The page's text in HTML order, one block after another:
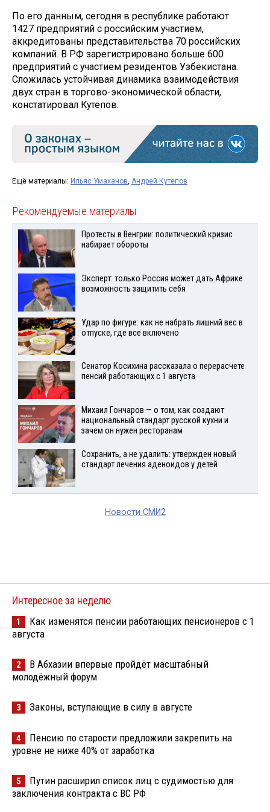
По его данным, сегодня в республике работают
1427 предприятий с российским участием,
аккредитованы представительства 70 российских
компаний. В РФ зарегистрировано больше 600
предприятий с участием резидентов Узбекистана.
Сложилась устойчивая динамика взаимодействия
двух стран в торгово-экономической области,
констатировал Кутепов.
Ещё материалы: Ильяс Умаханов, Андрей Кутепов
Рекомендуемые материалы
Протесты в Венгрии: политический кризис
набирает обороты
Эксперт: только Россия может дать Африке
возможность защитить себя
Удар по фигуре: как не набрать лишний вес в
отпуске, где все включено
Сенатор Косихина рассказала о перерасчете
пенсий работающих с 1 августа
Михаил Гончаров — о том, как создают
национальный стандарт русской кухни и
зачем он нужен ресторанам
Сохранить, а не удалить: утвержден новый
стандарт лечения аденоидов у детей
Новости СМИ2
Интересное за неделю
1
Как изменятся пенсии работающих пенсионеров с 1
августа
2
В Абхазии впервые пройдёт масштабный
молодёжный форум
3 Законы, вступающие в силу в августе
4
Пенсию по старости предложили закрепить на
уровне не ниже 40% от заработка
5
Путин расширил список лиц с судимостью для
заключения контракта с ВС РФ